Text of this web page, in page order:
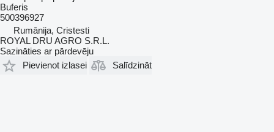
Buferis
500396927
Rumānija, Cristesti
ROYAL DRU AGRO S.R.L.
Sazināties ar pārdevēju
Pievienot izlasei
Salīdzināt